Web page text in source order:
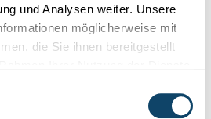
und Analysen weiter. Unsere
möglicherweise mit
die Sie ihnen bereitgestellt